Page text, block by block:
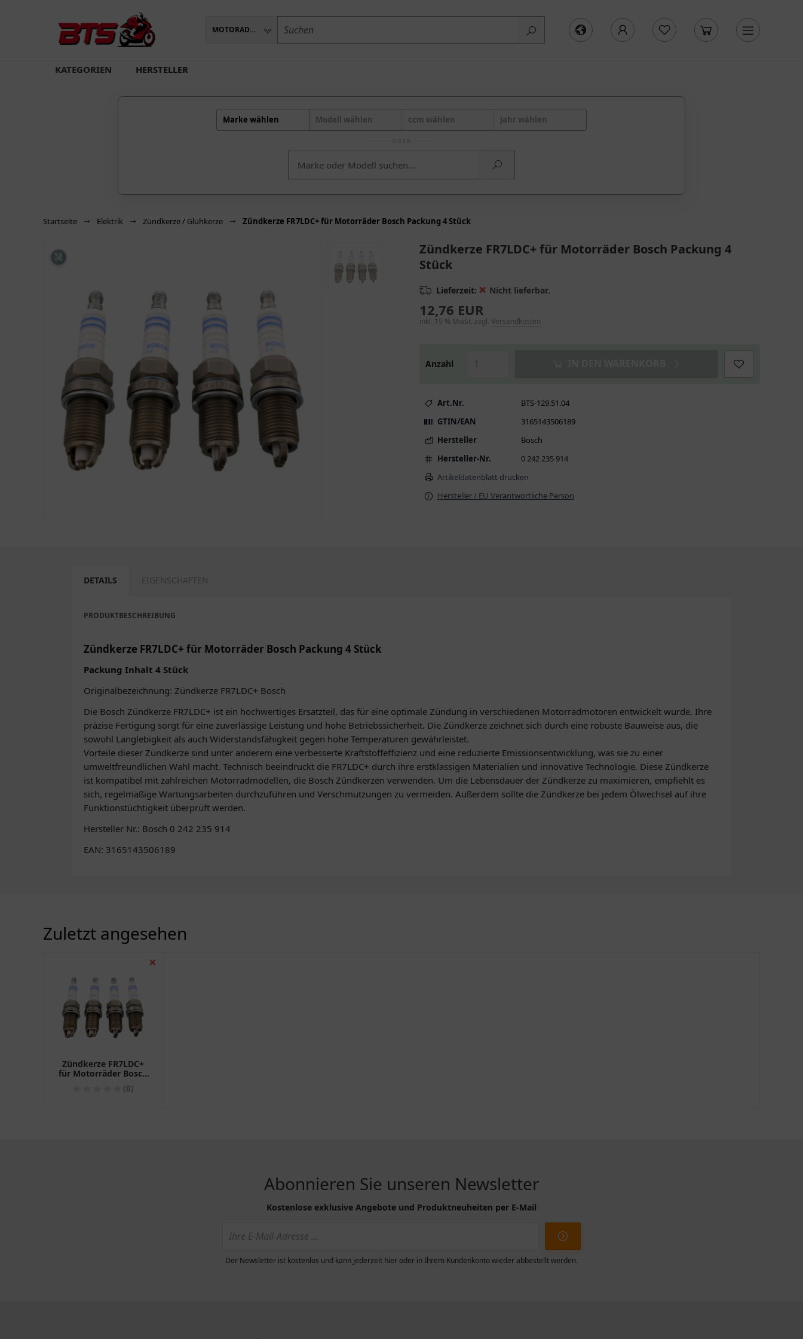
MOTORADTEILE
KATEGORIEN HERSTELLER
Marke wählen Modell wählen ccm wählen Jahr wählen
Startseite Elektrik Zündkerze / Glühkerze Zündkerze FR7LDC+ für Motorräder Bosch Packung 4 Stück
Zündkerze FR7LDC+ für Motorräder Bosch Packung 4
Stück
Lieferzeit: ❌ Nicht lieferbar.
12,76 EUR
inkl. 19 % MwSt. zzgl. Versandkosten
Anzahl
Art.Nr.
BTS-129.51.04
GTIN/EAN
3165143506189
Hersteller
Bosch
Hersteller-Nr.
0 242 235 914
Artikeldatenblatt drucken
Hersteller / EU Verantwortliche Person
DETAILS EIGENSCHAFTEN
PRODUKTBESCHREIBUNG
Zündkerze FR7LDC+ für Motorräder Bosch Packung 4 Stück
Packung Inhalt 4 Stück
Originalbezeichnung: Zündkerze FR7LDC+ Bosch
Die Bosch Zündkerze FR7LDC+ ist ein hochwertiges Ersatzteil, das für eine optimale Zündung in verschiedenen Motorradmotoren entwickelt wurde. Ihre
präzise Fertigung sorgt für eine zuverlässige Leistung und hohe Betriebssicherheit. Die Zündkerze zeichnet sich durch eine robuste Bauweise aus, die
sowohl Langlebigkeit als auch Widerstandsfähigkeit gegen hohe Temperaturen gewährleistet.
Vorteile dieser Zündkerze sind unter anderem eine verbesserte Kraftstoffeffizienz und eine reduzierte Emissionsentwicklung, was sie zu einer
umweltfreundlichen Wahl macht. Technisch beeindruckt die FR7LDC+ durch ihre erstklassigen Materialien und innovative Technologie. Diese Zündkerze
ist kompatibel mit zahlreichen Motorradmodellen, die Bosch Zündkerzen verwenden. Um die Lebensdauer der Zündkerze zu maximieren, empfiehlt es
sich, regelmäßige Wartungsarbeiten durchzuführen und Verschmutzungen zu vermeiden. Außerdem sollte die Zündkerze bei jedem Ölwechsel auf ihre
Funktionstüchtigkeit überprüft werden.
Hersteller Nr.: Bosch 0 242 235 914
EAN: 3165143506189
Zuletzt angesehen
❌
Zündkerze FR7LDC+
für Motorräder Bosch
Packung 4 Stück
(0)
Abonnieren Sie unseren Newsletter
Kostenlose exklusive Angebote und Produktneuheiten per E-Mail
Der Newsletter ist kostenlos und kann jederzeit hier oder in Ihrem Kundenkonto wieder abbestellt werden.